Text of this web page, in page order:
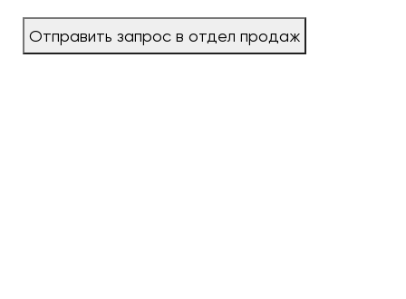
Отправить запрос в отдел продаж